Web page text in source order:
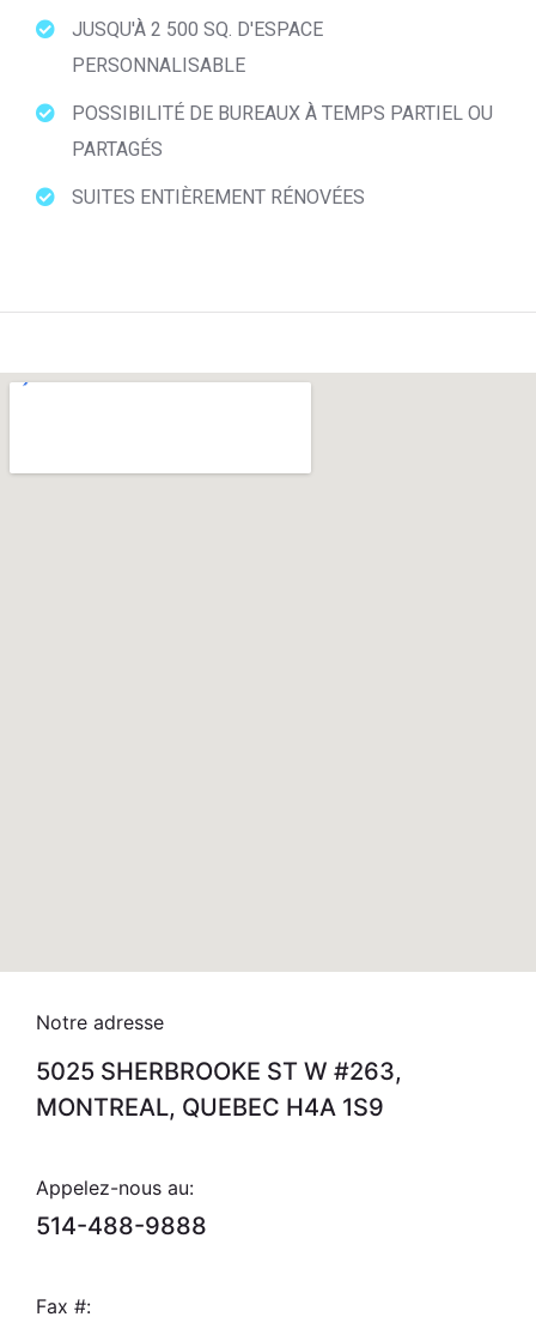
JUSQU'À 2 500 SQ. D'ESPACE
PERSONNALISABLE
POSSIBILITÉ DE BUREAUX À TEMPS PARTIEL OU
PARTAGÉS
SUITES ENTIÈREMENT RÉNOVÉES
Notre adresse
5025 SHERBROOKE ST W #263,
MONTREAL, QUEBEC H4A 1S9
Appelez-nous au:
514-488-9888
Fax #: